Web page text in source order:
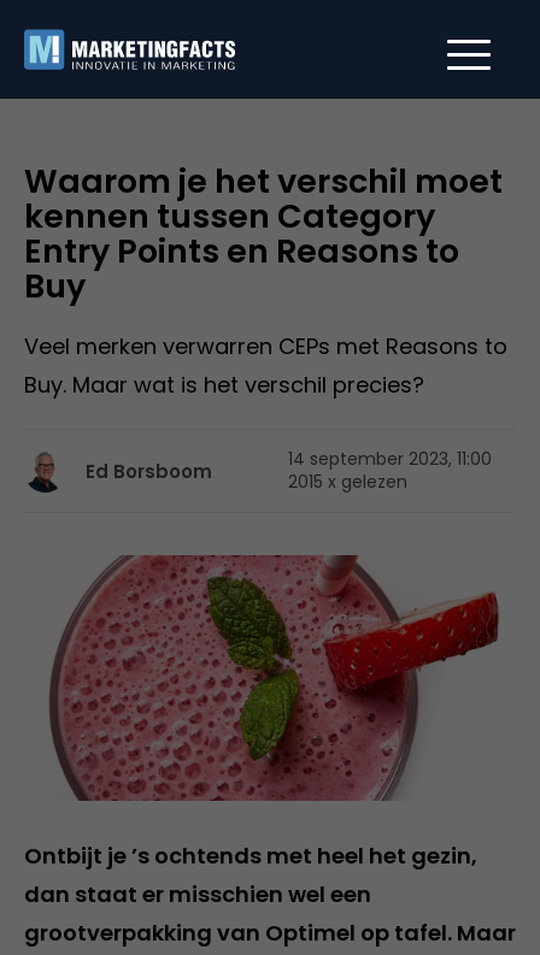
Waarom je het verschil moet
kennen tussen Category
Entry Points en Reasons to
Buy
Veel merken verwarren CEPs met Reasons to
Buy. Maar wat is het verschil precies?
Ed Borsboom
14 september 2023, 11:00
2015 x gelezen
Ontbijt je ’s ochtends met heel het gezin,
dan staat er misschien wel een
grootverpakking van Optimel op tafel. Maar